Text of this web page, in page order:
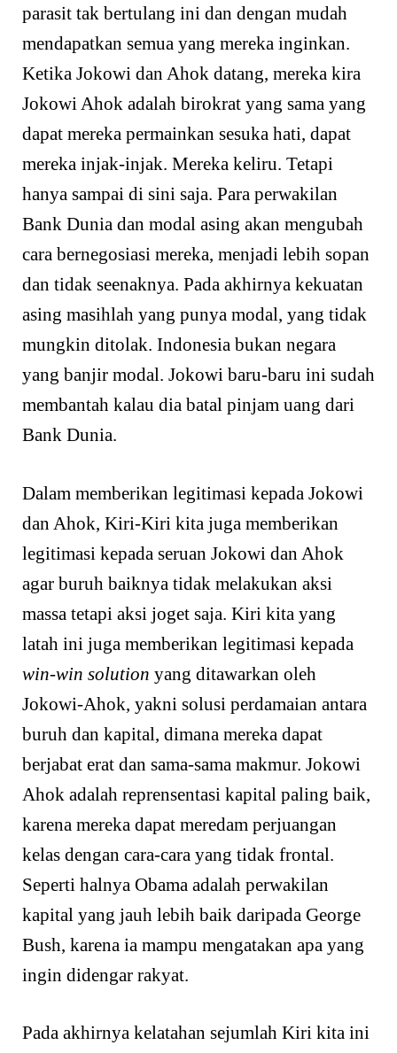
parasit tak bertulang ini dan dengan mudah
mendapatkan semua yang mereka inginkan.
Ketika Jokowi dan Ahok datang, mereka kira
Jokowi Ahok adalah birokrat yang sama yang
dapat mereka permainkan sesuka hati, dapat
mereka injak-injak. Mereka keliru. Tetapi
hanya sampai di sini saja. Para perwakilan
Bank Dunia dan modal asing akan mengubah
cara bernegosiasi mereka, menjadi lebih sopan
dan tidak seenaknya. Pada akhirnya kekuatan
asing masihlah yang punya modal, yang tidak
mungkin ditolak. Indonesia bukan negara
yang banjir modal. Jokowi baru-baru ini sudah
membantah kalau dia batal pinjam uang dari
Bank Dunia.
Dalam memberikan legitimasi kepada Jokowi
dan Ahok, Kiri-Kiri kita juga memberikan
legitimasi kepada seruan Jokowi dan Ahok
agar buruh baiknya tidak melakukan aksi
massa tetapi aksi joget saja. Kiri kita yang
latah ini juga memberikan legitimasi kepada
win-win solution yang ditawarkan oleh
Jokowi-Ahok, yakni solusi perdamaian antara
buruh dan kapital, dimana mereka dapat
berjabat erat dan sama-sama makmur. Jokowi
Ahok adalah reprensentasi kapital paling baik,
karena mereka dapat meredam perjuangan
kelas dengan cara-cara yang tidak frontal.
Seperti halnya Obama adalah perwakilan
kapital yang jauh lebih baik daripada George
Bush, karena ia mampu mengatakan apa yang
ingin didengar rakyat.
Pada akhirnya kelatahan sejumlah Kiri kita ini